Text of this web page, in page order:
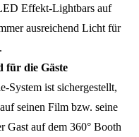
Effekt-Lightbars auf
ausreichend Licht für
für die Gäste
System ist sichergestellt,
seinen Film bzw. seine
Gast auf dem 360° Booth